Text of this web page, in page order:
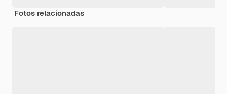
Fotos relacionadas